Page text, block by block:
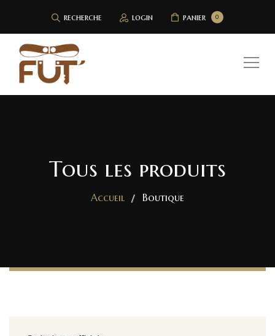
recherche login 0
panier
Tous les produits
Accueil Boutique